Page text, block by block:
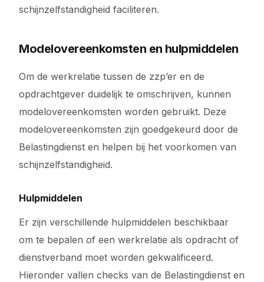
schijnzelfstandigheid faciliteren.
Modelovereenkomsten en hulpmiddelen
Om de werkrelatie tussen de zzp’er en de
opdrachtgever duidelijk te omschrijven, kunnen
modelovereenkomsten worden gebruikt. Deze
modelovereenkomsten zijn goedgekeurd door de
Belastingdienst en helpen bij het voorkomen van
schijnzelfstandigheid.
Hulpmiddelen
Er zijn verschillende hulpmiddelen beschikbaar
om te bepalen of een werkrelatie als opdracht of
dienstverband moet worden gekwalificeerd.
Hieronder vallen checks van de Belastingdienst en